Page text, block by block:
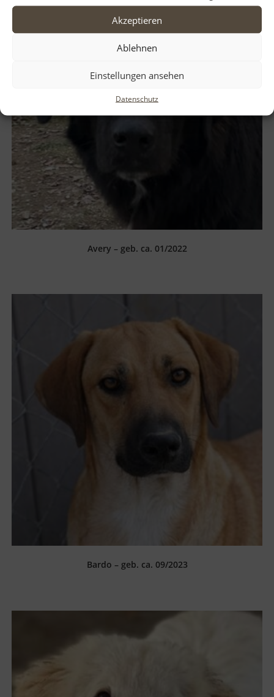
Akzeptieren
Ablehnen
Einstellungen ansehen
Datenschutz
Avery – geb. ca. 01/2022
Bardo – geb. ca. 09/2023